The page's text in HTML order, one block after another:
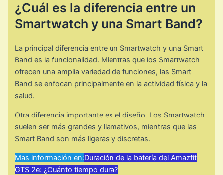
¿Cuál es la diferencia entre un
Smartwatch y una Smart Band?
La principal diferencia entre un Smartwatch y una Smart
Band es la funcionalidad. Mientras que los Smartwatch
ofrecen una amplia variedad de funciones, las Smart
Band se enfocan principalmente en la actividad física y la
salud.
Otra diferencia importante es el diseño. Los Smartwatch
suelen ser más grandes y llamativos, mientras que las
Smart Band son más ligeras y discretas.
Mas información en:Duración de la batería del Amazfit
GTS 2e: ¿Cuánto tiempo dura?